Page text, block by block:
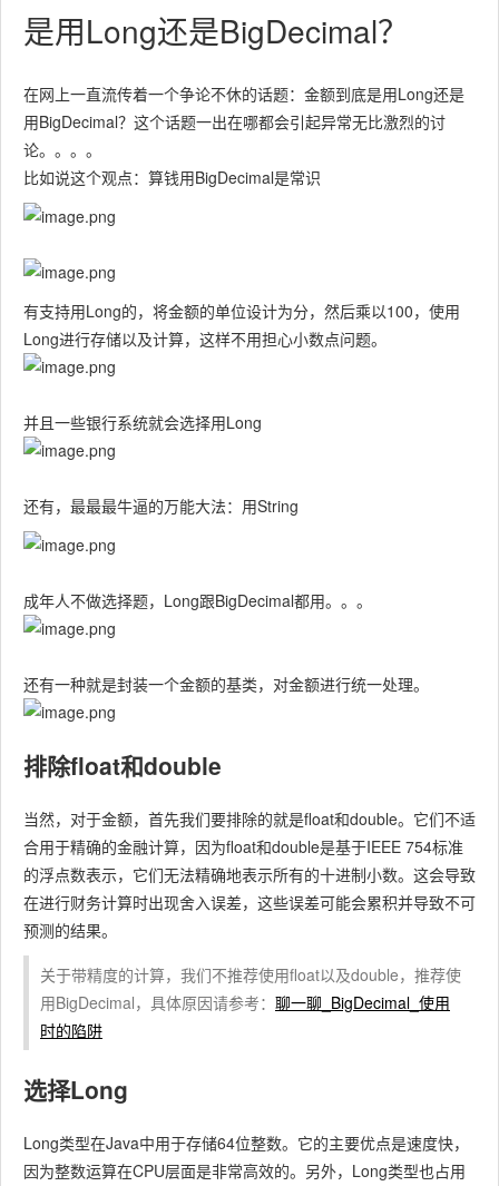
是用Long还是BigDecimal？
在网上一直流传着一个争论不休的话题：金额到底是用Long还是
用BigDecimal？这个话题一出在哪都会引起异常无比激烈的讨
论。。。。
比如说这个观点：算钱用BigDecimal是常识
有支持用Long的，将金额的单位设计为分，然后乘以100，使用
Long进行存储以及计算，这样不用担心小数点问题。
并且一些银行系统就会选择用Long
还有，最最最牛逼的万能大法：用String
成年人不做选择题，Long跟BigDecimal都用。。。
还有一种就是封装一个金额的基类，对金额进行统一处理。
排除float和double
当然，对于金额，首先我们要排除的就是float和double。它们不适
合用于精确的金融计算，因为float和double是基于IEEE 754标准
的浮点数表示，它们无法精确地表示所有的十进制小数。这会导致
在进行财务计算时出现舍入误差，这些误差可能会累积并导致不可
预测的结果。
关于带精度的计算，我们不推荐使用float以及double，推荐使
用BigDecimal，具体原因请参考： 聊一聊_BigDecimal_使用
时的陷阱
选择Long
Long类型在Java中用于存储64位整数。它的主要优点是速度快，
因为整数运算在CPU层面是非常高效的。另外， Long类型也占用